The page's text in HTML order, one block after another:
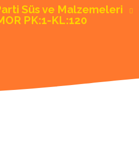
Süs ve Malzemeleri
PK:1-KL:120